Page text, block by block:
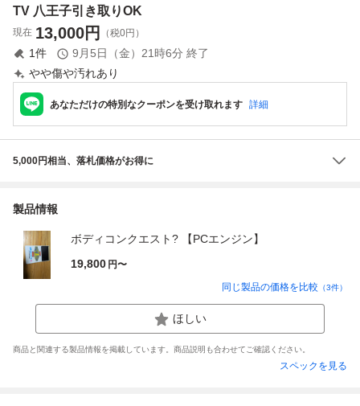
TV 八王子引き取りOK
現在 13,000円 （税0円）
1件 9月5日（金）21時6分 終了
やや傷や汚れあり
あなただけの特別なクーポンを受け取れます 詳細
5,000円相当、落札価格がお得に
製品情報
ボディコンクエスト? 【PCエンジン】
19,800 円〜
同じ製品の価格を比較 （3件）
ほしい
商品と関連する製品情報を掲載しています。商品説明も合わせてご確認ください。
スペックを見る